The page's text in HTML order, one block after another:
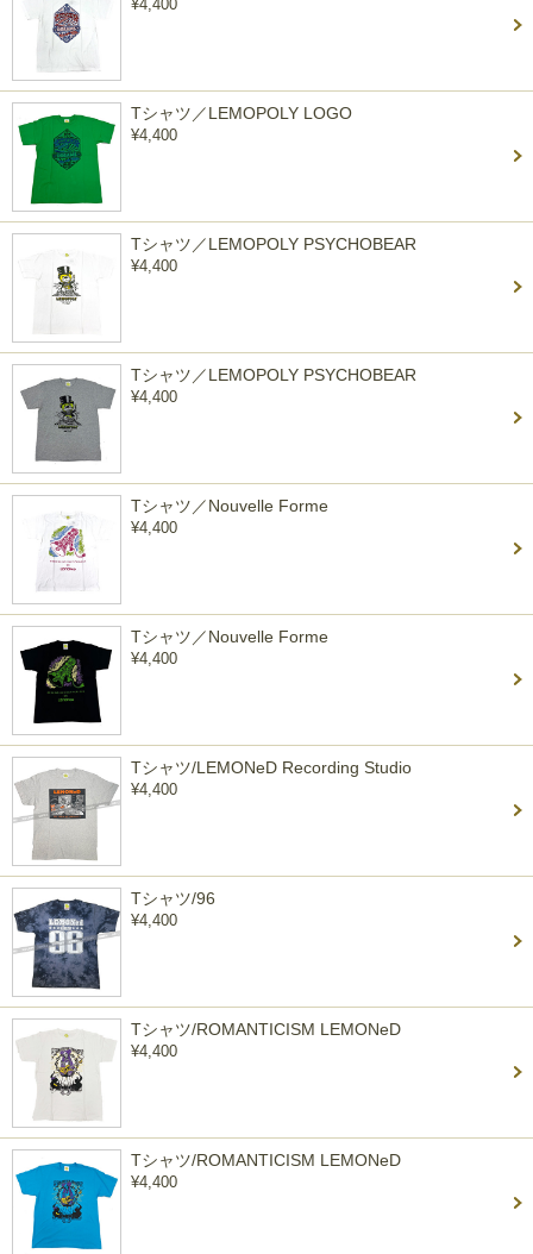
¥4,400
Tシャツ／LEMOPOLY LOGO
¥4,400
Tシャツ／LEMOPOLY PSYCHOBEAR
¥4,400
Tシャツ／LEMOPOLY PSYCHOBEAR
¥4,400
Tシャツ／Nouvelle Forme
¥4,400
Tシャツ／Nouvelle Forme
¥4,400
Tシャツ/LEMONeD Recording Studio
¥4,400
Tシャツ/96
¥4,400
Tシャツ/ROMANTICISM LEMONeD
¥4,400
Tシャツ/ROMANTICISM LEMONeD
¥4,400